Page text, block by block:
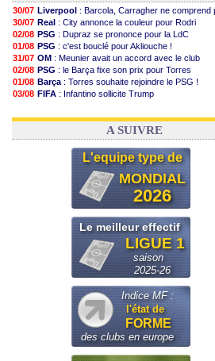
30/07 Liverpool : Barcola, Carragher ne comprend
30/07 Real : City annonce la couleur pour Rodri
02/08 PSG : Dupraz se prononce pour la LdC
01/08 PSG : c'est bouclé pour Akliouche !
31/07 OM : Meunier avait un accord avec le club
02/08 PSG : le Barça fixe son prix pour Torres
01/08 Barça : Torres souhaite rejoindre le PSG !
03/08 FIFA : Infantino sollicite Trump
03/08 Real: le démenti de Leipzig pour Diomandé
A SUIVRE
L'equipe type de
MONDIAL
2026
Le meilleur effectif
LIGUE 1
saison
2025-26
Indice MF :
l'état de
FORME
des clubs en europe